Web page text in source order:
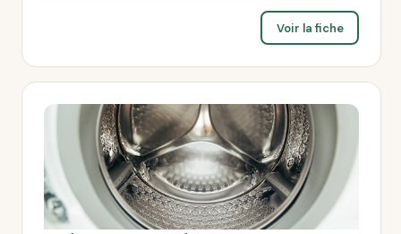
Voir la fiche